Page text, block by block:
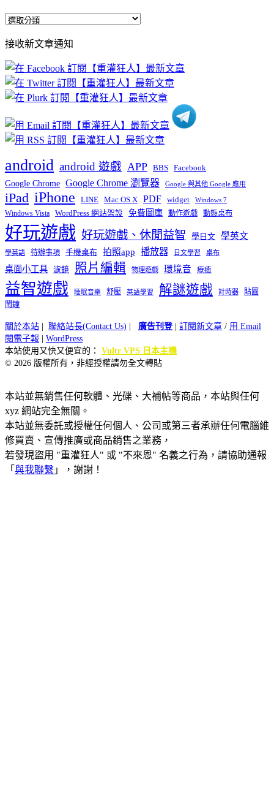
全
文
章
分
類
接收新文章通知
android android 遊戲 APP BBS Facebook
Google Chrome Google Chrome 瀏覽器 Google 與其他 Google 應用
iPad iPhone LINE Mac OS X PDF widget Windows 7
Windows Vista WordPress 網站架設 免費圖庫 動作遊戲 動態桌布
好玩遊戲 好玩遊戲、休閒益智 學日文 學英文
學英語 待辦事項 手機桌布 拍照app 播放器 日文學習 桌布
桌面小工具 濾鏡 照片編輯 物理遊戲 環境音 療癒
益智遊戲 睡眠音樂 舒壓 英語學習 解謎遊戲 計時器
貼圖
鬧鐘
關於本站 聯絡站長(Contact Us) 廣告刊登| 訂閱新文章 / 用 Email
閱電子報
WordPress
本站使用又快又便宜的： Vultr VPS 日本主機
© 2026 版權所有，非經授權請勿全文轉貼
本站並無銷售任何軟體、光碟、大補帖等商品，本站與任何
xyz 網站完全無關。
本站並無委託或授權任何個人、公司或第三者承辦任何電腦維
修買賣、宣傳推廣或商品銷售之業務，
若發現盜用 "重灌狂人" 或 "不來恩" 名義之行為，請協助通報
「 與我聯繫 」，謝謝！